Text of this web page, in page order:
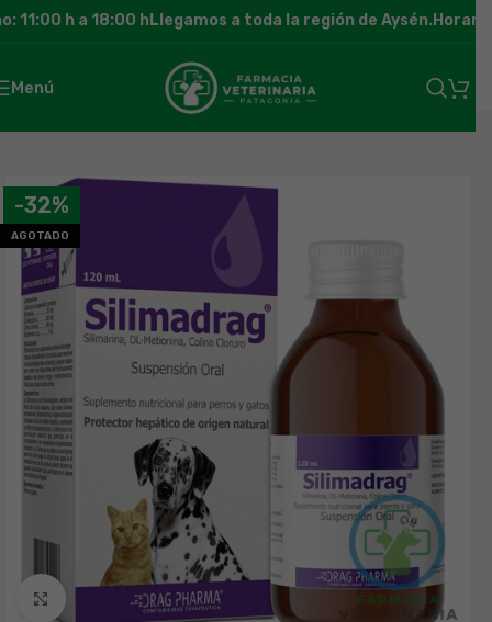
h a 18:00 h Llegamos a toda la región de Aysén.Horario
Menú
-32%
AGOTADO
Clic para ampliar